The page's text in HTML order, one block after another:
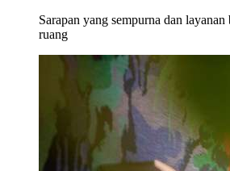
Sarapan yang sempurna dan
ruang